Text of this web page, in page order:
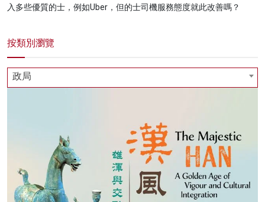
入多些優質的士，例如Uber，但的士司機服務態度就此改善嗎？
按類別瀏覽
政局